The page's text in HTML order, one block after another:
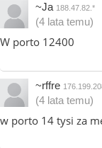
~Ja 188.47.82.*
(4 lata temu)
W porto 12400
~rffre
(4 lata temu)
w porto 14 tysi za